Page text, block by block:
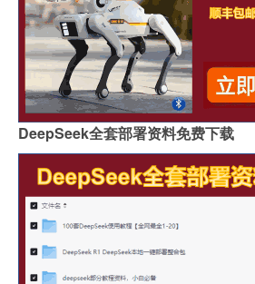
DeepSeek全套部署资料免费下载